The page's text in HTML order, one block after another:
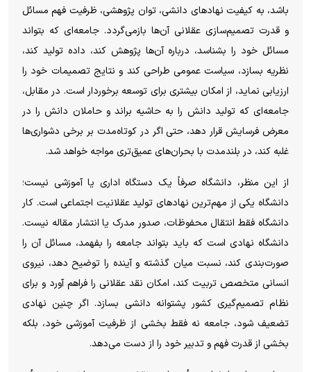
باشد، به کیفیت نهادهای دانشی، توان پژوهشی، ظرفیت فهم مسائل
و قدرت تصمیم‌سازی عقلانی آن‌ها بازمی‌گردد. جامعه‌ای که بتواند
مسائل خود را بشناسد، درباره آن‌ها پژوهش کند، داده تولید کند،
نظریه بسازد، سیاست عمومی طراحی کند و نتایج تصمیمات خود را
ارزیابی نماید، از امکان بیشتری برای توسعه برخوردار است. در مقابل،
جامعه‌ای که تولید دانش را به حاشیه براند و حاملان دانش را در
معرض فرسایش قرار دهد، حتی اگر در کوتاه‌مدت بر برخی دشواری‌ها
غلبه کند، در بلندمدت با بحران‌های عمیق‌تری مواجه خواهد شد.
از این منظر، دانشگاه صرفاً یک دستگاه اداری یا آموزشی نیست؛
دانشگاه یکی از مهم‌ترین نهادهای تولید عقلانیت اجتماعی است. کار
دانشگاه فقط انتقال محفوظات، صدور مدرک یا انتشار مقاله نیست.
دانشگاه نهادی است که باید بتواند جامعه را بفهمد، مسائل آن را
صورت‌بندی کند، نسبت میان گذشته و آینده را توضیح دهد، نیروی
انسانی متخصص تربیت کند، امکان نقد عقلانی را فراهم آورد و برای
نظام تصمیم‌گیری کشور پشتوانه دانشی بسازد. اگر چنین نهادی
تضعیف شود، جامعه نه فقط بخشی از ظرفیت آموزشی خود، بلکه
بخشی از قدرت فهم و تدبیر خود را از دست می‌دهد.